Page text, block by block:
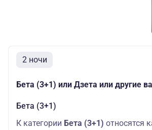
2 ночи
Бета (3+1) или Дзета или другие
Бета (3+1)
К категории Бета (3+1) относятся